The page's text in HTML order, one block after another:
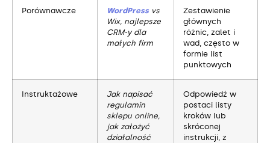
Porównawcze WordPressvs
Wix, najlepsze
CRM-y dla
małych firm
Zestawienie
głównych
różnic, zalet i
wad, często w
formie list
punktowych
Instruktażowe
Jak napisać
regulamin
sklepu online,
jak założyć
działalność
Odpowiedź w
postaci listy
kroków lub
skróconej
instrukcji, z